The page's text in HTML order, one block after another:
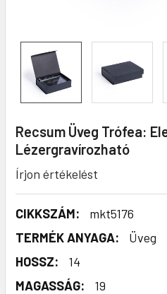
Recsum Üveg Trófea:
Lézergravírozható
Írjon értékelést
CIKKSZÁM:
mkt5176
TERMÉK ANYAGA:
Üveg
HOSSZ:
14
MAGASSÁG:
19